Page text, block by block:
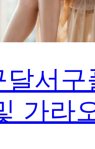
달서구
가라